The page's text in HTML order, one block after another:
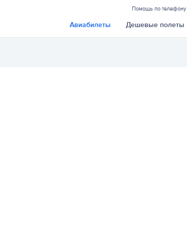
Помощь по телефону
Авиабилеты Дешевые полеты